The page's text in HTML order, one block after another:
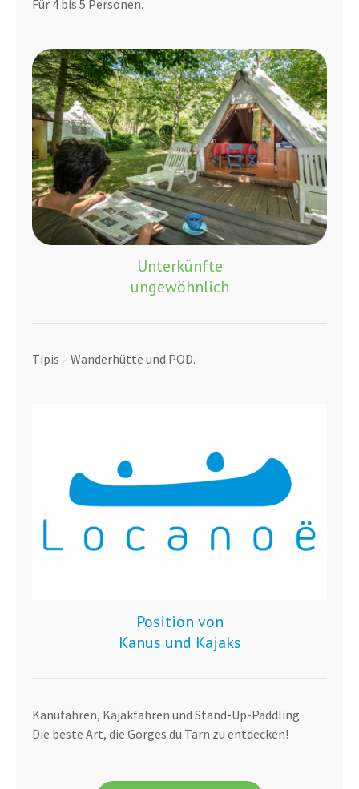
Für 4 bis 5 Personen.
Unterkünfte
ungewöhnlich
Tipis – Wanderhütte und POD.
Position von
Kanus und Kajaks
Kanufahren, Kajakfahren und Stand-Up-Paddling.
Die beste Art, die Gorges du Tarn zu entdecken!